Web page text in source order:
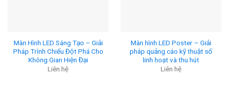
Màn Hình LED Sáng Tạo – Giải
Pháp Trình Chiếu Đột Phá Cho
Không Gian Hiện Đại
Liên hệ
Màn hình LED Poster – Giải
pháp quảng cáo kỹ thuật số
linh hoạt và thu hút
Liên hệ